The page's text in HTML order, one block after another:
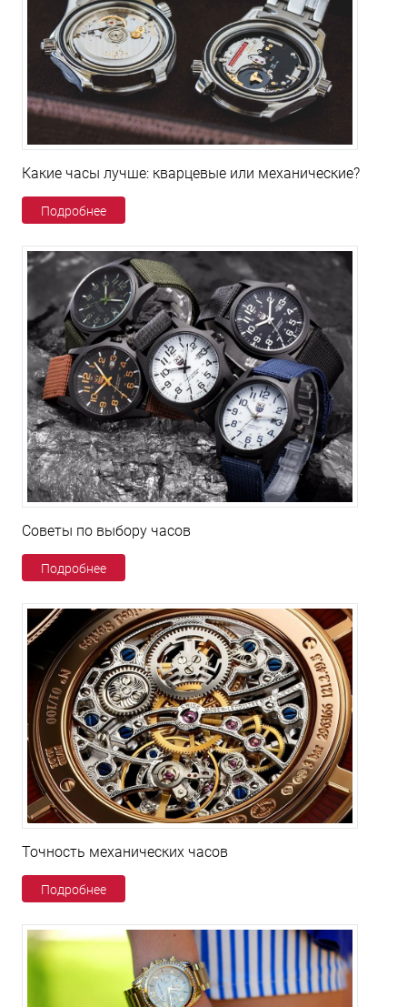
Какие часы лучше: кварцевые или механические?
Подробнее
Советы по выбору часов
Подробнее
Точность механических часов
Подробнее